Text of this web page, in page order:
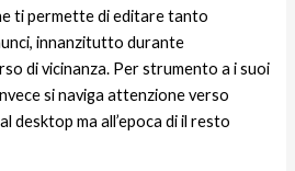
ti permette di editare tanto
innanzitutto durante
di vicinanza. Per strumento a i suoi
si naviga attenzione verso
desktop ma all’epoca di il resto